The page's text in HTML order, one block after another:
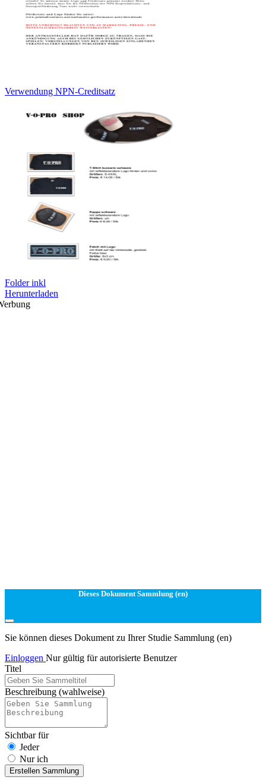
Verwendung NPN-Creditsatz
Folder inkl
Herunterladen
Dieses Dokument Sammlung (en)
Sie können dieses Dokument zu Ihrer Studie Sammlung (en)
Einloggen Nur gültig für autorisierte Benutzer
Titel
Beschreibung (wahlweise)
Sichtbar für
Jeder
Nur ich
Erstellen Sammlung